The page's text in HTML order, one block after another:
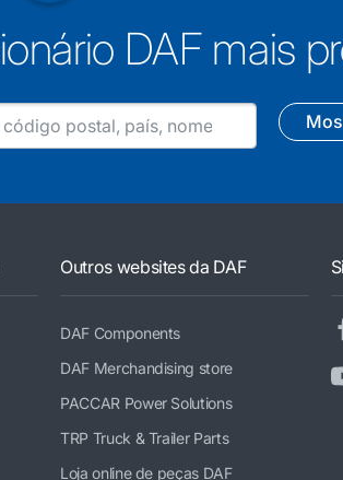
DAF mais
Outros websites da DAF
DAF Components
DAF Merchandising store
PACCAR Power Solutions
TRP Truck & Trailer Parts
Loja online de peças DAF